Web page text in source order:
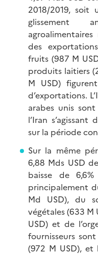
2018/2019, soit
glissement
des
fruits (987 M
produits laitiers
M USD)
d’exportations.
arabes unis
l’Iran s’agissant
sur la période
Sur la même
6,88 Mds USD
baisse de
principalement
Md USD), du
végétales (633 M
USD) et de
fournisseurs sont
(972 M USD), et